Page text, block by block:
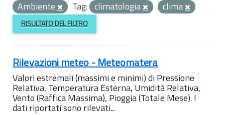
Ambiente
Tag: climatologia clima
RISULTATO DEL FILTRO
Rilevazioni meteo - Meteomatera
Valori estremali (massimi e minimi) di Pressione
Relativa, Temperatura Esterna, Umidità Relativa,
Vento (Raffica Massima), Pioggia (Totale Mese). I
dati riportati sono rilevati...